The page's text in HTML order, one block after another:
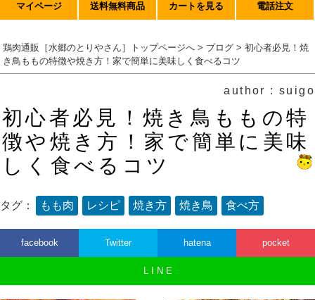
マイページ 送料無料商品 カートを見る 電話注文
鶏肉通販［水郷のとりやさん］トップページへ > ブログ > 初心者必見！焼
き鳥ももの特徴や焼き方！家で簡単に美味しく食べるコツ
author : suigo
初心者必見！焼き鳥ももの特
徴や焼き方！家で簡単に美味
しく食べるコツ
タグ： もも肉 レシピ 焼き方 焼き鳥 食べ方
facebook Twitter hatena pocket
L I N E